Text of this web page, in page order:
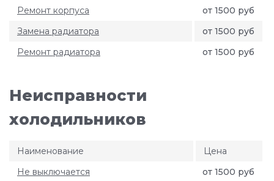
Ремонт корпуса
от 1500 руб
Замена радиатора
от 1500 руб
Ремонт радиатора
от 1500 руб
Неисправности
холодильников
Наименование
Цена
Не выключается
от 1500 руб